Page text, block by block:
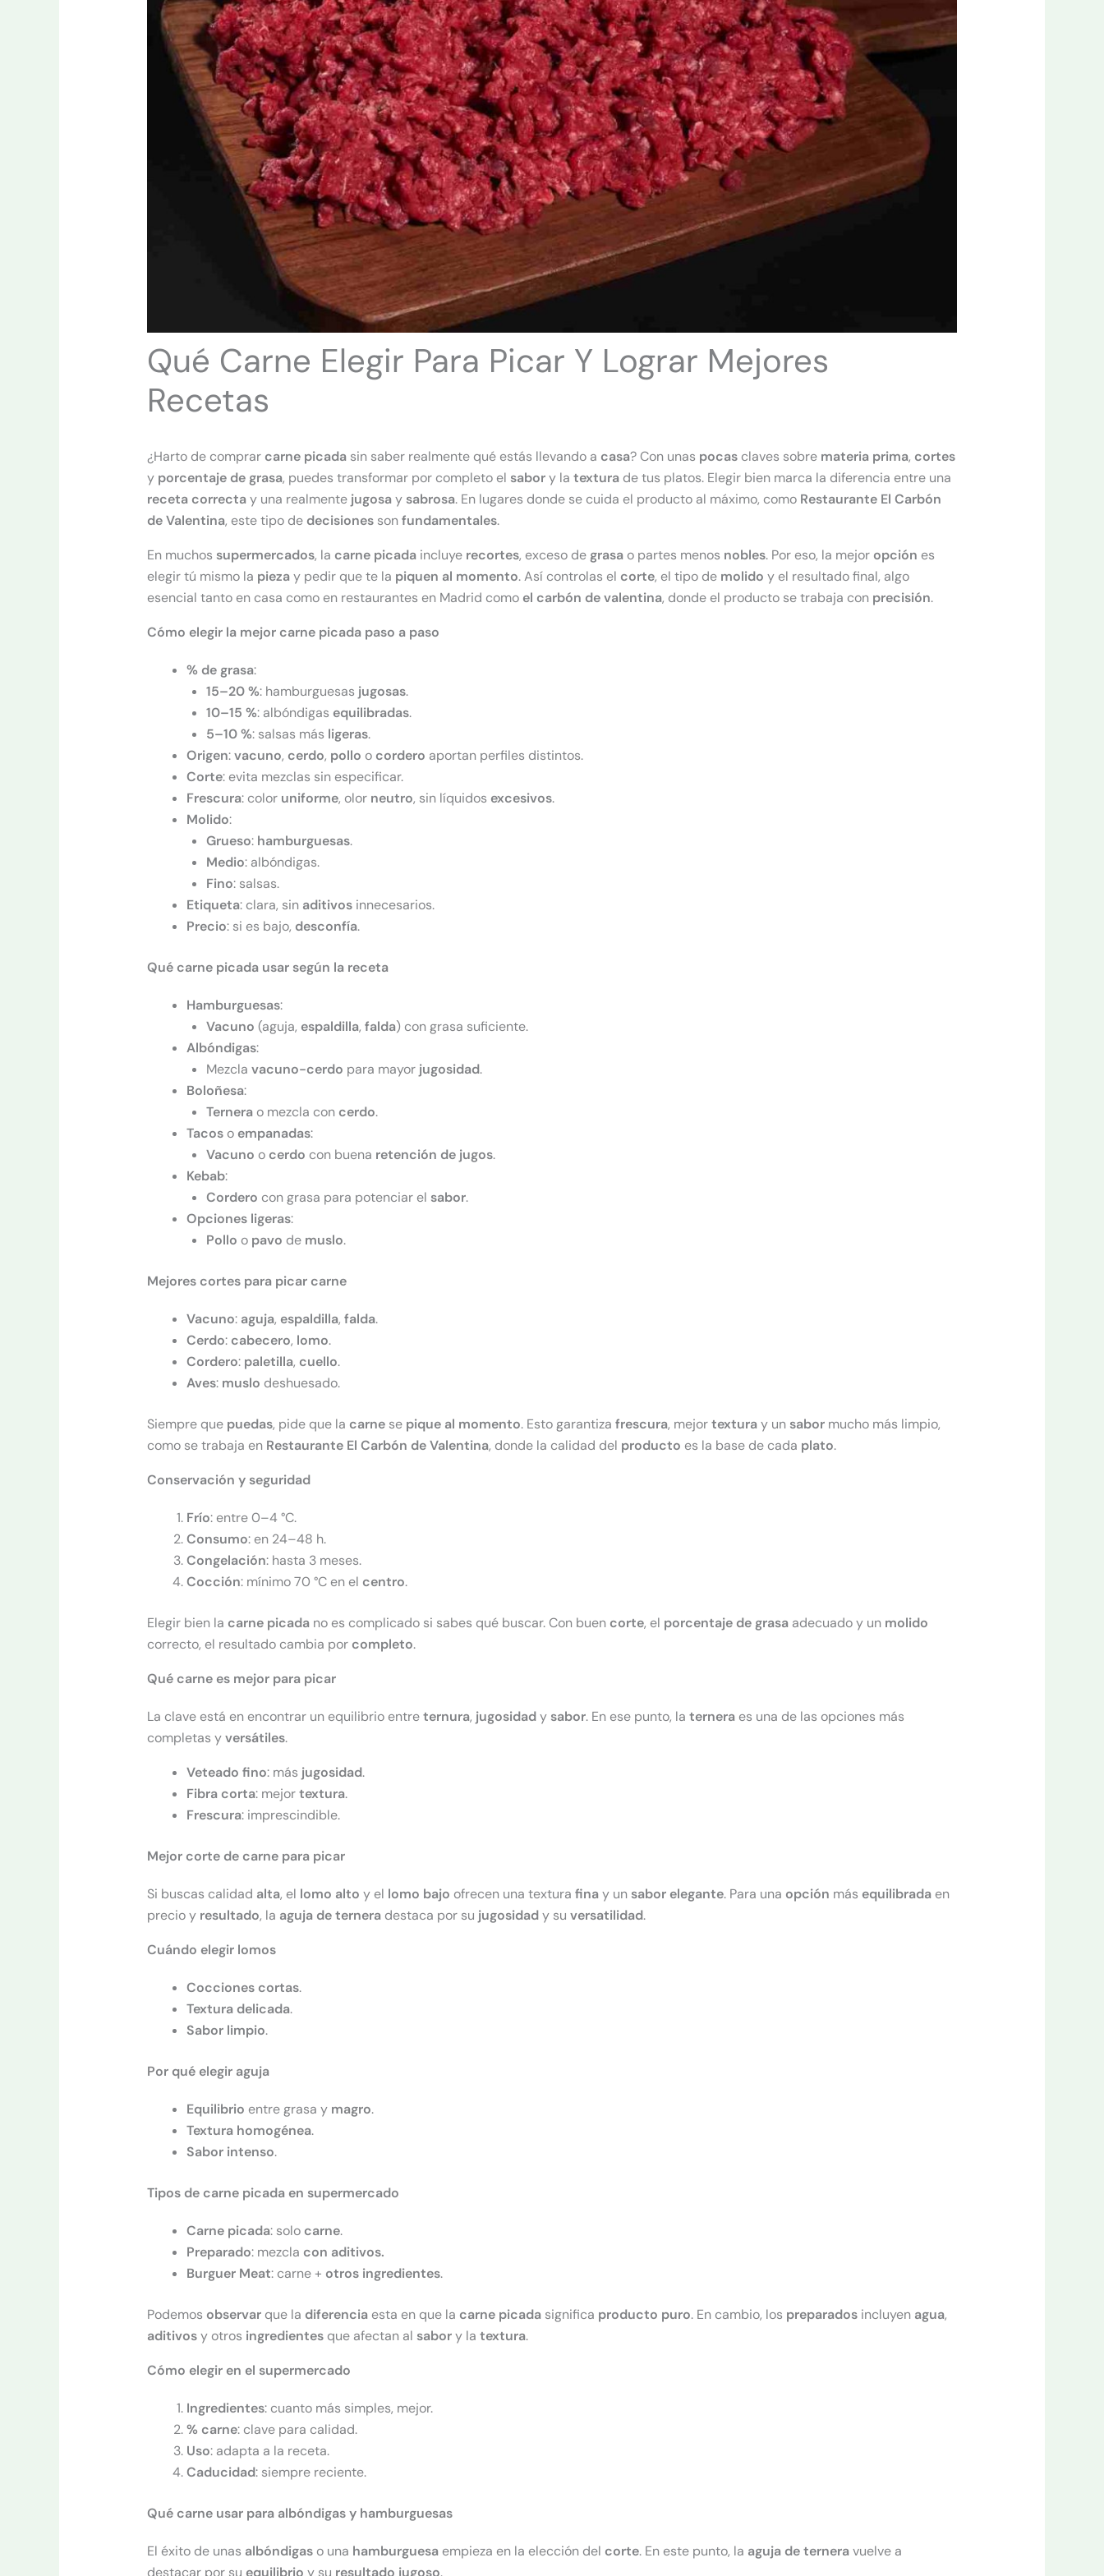
Qué Carne Elegir Para Picar Y Lograr Mejores
Recetas
¿Harto de comprar carne picadasin saber realmente qué estás llevando a casa? Con unas pocasclaves sobre materia prima, cortes
y porcentaje de grasa, puedes transformar por completo el sabory la texturade tus platos. Elegir bien marca la diferencia entre una
receta correctay una realmente jugosay sabrosa. En lugares donde se cuida el producto al máximo, como Restaurante El Carbón
de Valentina, este tipo de decisionessonfundamentales.
En muchos supermercados, la carne picadaincluye recortes, exceso de grasao partes menos nobles. Por eso, la mejor opción es
elegir tú mismo la piezay pedir que te la piquen al momento. Así controlas el corte, el tipo de molido y el resultado final, algo
esencial tanto en casa como en restaurantes en Madrid como el carbón de valentina, donde el producto se trabaja con precisión.
Cómo elegir la mejor carne picada paso a paso
% de grasa:
15–20 %: hamburguesas jugosas.
10–15 %: albóndigas equilibradas.
5–10 %: salsas más ligeras.
Origen:vacuno, cerdo, pollo o cordero aportan perfiles distintos.
Corte: evita mezclas sin especificar.
Frescura: color uniforme, olor neutro, sin líquidos excesivos.
Molido:
Grueso: hamburguesas.
Medio: albóndigas.
Fino: salsas.
Etiqueta: clara, sin aditivosinnecesarios.
Precio: si es bajo, desconfía.
Qué carne picada usar según la receta
Hamburguesas:
Vacuno (aguja, espaldilla, falda) con grasa suficiente.
Albóndigas:
Mezcla vacuno-cerdo para mayor jugosidad.
Boloñesa:
Ternerao mezcla con cerdo.
Tacoso empanadas:
Vacuno o cerdo con buena retención de jugos.
Kebab:
Cordero con grasa para potenciar el sabor.
Opciones ligeras:
Pollo o pavo de muslo.
Mejores cortes para picar carne
Vacuno: aguja, espaldilla, falda.
Cerdo: cabecero, lomo.
Cordero: paletilla, cuello.
Aves: muslo deshuesado.
Siempre que puedas, pide que la carnese pique al momento. Esto garantiza frescura, mejortexturay un sabormucho más limpio,
como se trabaja en Restaurante El Carbón de Valentina, donde la calidad del producto es la base de cada plato.
Conservación y seguridad
Frío: entre 0–4 °C.
Consumo: en 24–48 h.
Congelación: hasta 3 meses.
Cocción: mínimo 70 °C en el centro.
Elegir bien la carne picadano es complicado si sabes qué buscar. Con buen corte, el porcentaje de grasaadecuado y un molido
correcto, el resultado cambia por completo.
Qué carne es mejor para picar
La clave está en encontrar un equilibrio entreternura, jugosidady sabor. En ese punto, la terneraes una de las opciones más
completas yversátiles.
Veteado fino: más jugosidad.
Fibra corta: mejortextura.
Frescura: imprescindible.
Mejor corte de carne para picar
Si buscas calidad alta, el lomo alto y el lomo bajo ofrecen una textura finay un sabor elegante. Para una opción más equilibradaen
precio y resultado, la aguja de terneradestaca por su jugosidady su versatilidad.
Cuándo elegir lomos
Cocciones cortas.
Textura delicada.
Sabor limpio.
Por qué elegir aguja
Equilibrio entre grasa y magro.
Textura homogénea.
Sabor intenso.
Tipos de carne picada en supermercado
Carne picada: solo carne.
Preparado: mezcla con aditivos.
Burguer Meat: carne + otros ingredientes.
Podemos observarque la diferenciaesta en que la carnepicadasignifica producto puro. En cambio, los preparadosincluyen agua,
aditivosy otros ingredientesque afectan al sabory la textura.
Cómo elegir en el supermercado
Ingredientes: cuanto más simples, mejor.
% carne: clave para calidad.
Uso: adapta a la receta.
Caducidad: siempre reciente.
Qué carne usar para albóndigas y hamburguesas
El éxito de unas albóndigaso una hamburguesaempieza en la elección del corte. En este punto, la aguja de terneravuelve a
destacar por su equilibrio y su resultado jugoso.